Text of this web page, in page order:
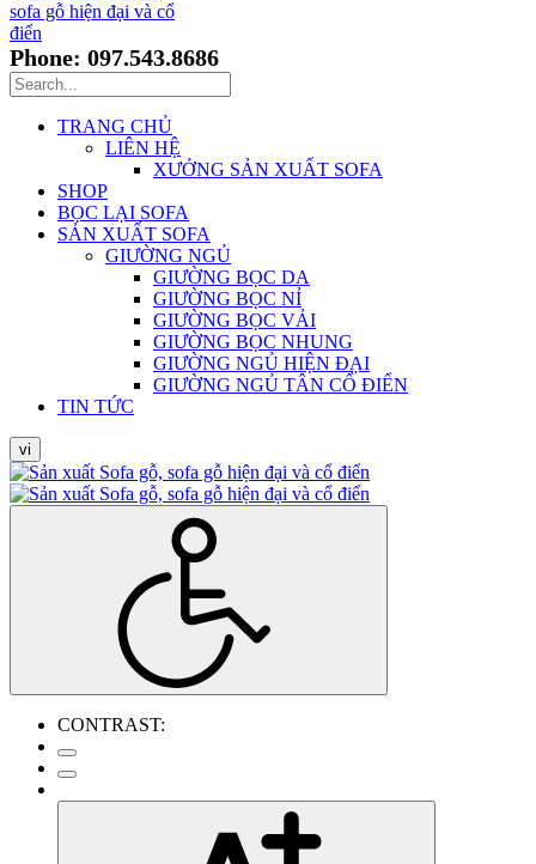
Phone: 097.543.8686
TRANG CHỦ
LIÊN HỆ
XƯỞNG SẢN XUẤT SOFA
SHOP
BỌC LẠI SOFA
SẢN XUẤT SOFA
GIƯỜNG NGỦ
GIƯỜNG BỌC DA
GIƯỜNG BỌC NỈ
GIƯỜNG BỌC VẢI
GIƯỜNG BỌC NHUNG
GIƯỜNG NGỦ HIỆN ĐẠI
GIƯỜNG NGỦ TÂN CỔ ĐIỂN
TIN TỨC
vi
CONTRAST: